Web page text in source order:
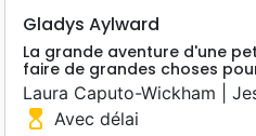
Gladys Aylward
La grande aventure d'une
faire de grandes choses
Laura Caputo-Wickham |
hourglass_top Avec délai